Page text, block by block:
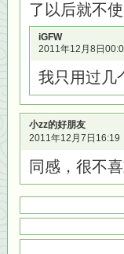
了以后就不
iGFW
2011年12月8日
我只用过几
小zz的好朋友
2011年12月7日16:19
同感，很不